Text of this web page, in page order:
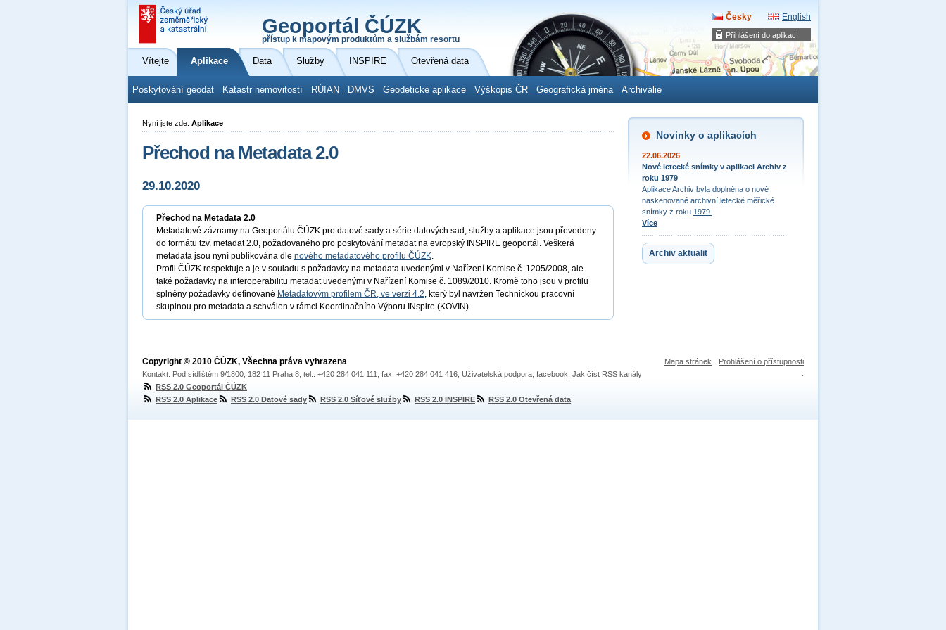
Přihlášení do aplikací
Geoportál ČÚZK
přístup k mapovým produktům a službám resortu
Česky English
Vítejte Aplikace Data Služby INSPIRE Otevřená data
Poskytování geodat Katastr nemovitostí RÚIAN DMVS Geodetické aplikace Výškopis ČR Geografická jména Archiválie
Novinky o aplikacích
22.06.2026
Nové letecké snímky v aplikaci Archiv z
roku 1979
Aplikace Archiv byla doplněna o nově
naskenované archivní letecké měřické
snímky z roku 1979.
Více
Archiv aktualit
Nyní jste zde: Aplikace
Přechod na Metadata 2.0
29.10.2020
Přechod na Metadata 2.0
Metadatové záznamy na Geoportálu ČÚZK pro datové sady a série datových sad, služby a aplikace jsou převedeny
do formátu tzv. metadat 2.0, požadovaného pro poskytování metadat na evropský INSPIRE geoportál. Veškerá
metadata jsou nyní publikována dle nového metadatového profilu ČÚZK.
Profil ČÚZK respektuje a je v souladu s požadavky na metadata uvedenými v Nařízení Komise č. 1205/2008, ale
také požadavky na interoperabilitu metadat uvedenými v Nařízení Komise č. 1089/2010. Kromě toho jsou v profilu
splněny požadavky definované Metadatovým profilem ČR, ve verzi 4.2, který byl navržen Technickou pracovní
skupinou pro metadata a schválen v rámci Koordinačního Výboru INspire (KOVIN).
Mapa stránek Prohlášení o přístupnosti
Copyright © 2010 ČÚZK, Všechna práva vyhrazena
Kontakt: Pod sídlištěm 9/1800, 182 11 Praha 8, tel.: +420 284 041 111, fax: +420 284 041 416, Uživatelská podpora facebook Jak číst RSS kanály
RSS 2.0 Geoportál ČÚZK
RSS 2.0 Aplikace
RSS 2.0 Datové sady RSS 2.0 Síťové služby RSS 2.0 INSPIRE RSS 2.0 Otevřená data